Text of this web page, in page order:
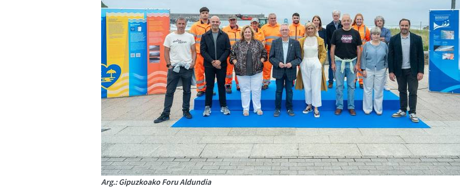
Arg.: Gipuzkoako Foru Aldundia